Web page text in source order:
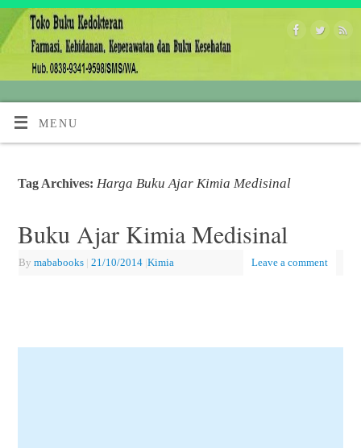
MENU
Tag Archives: Harga Buku Ajar Kimia Medisinal
Buku Ajar Kimia Medisinal
By mababooks | 21/10/2014 |Kimia Leave a comment